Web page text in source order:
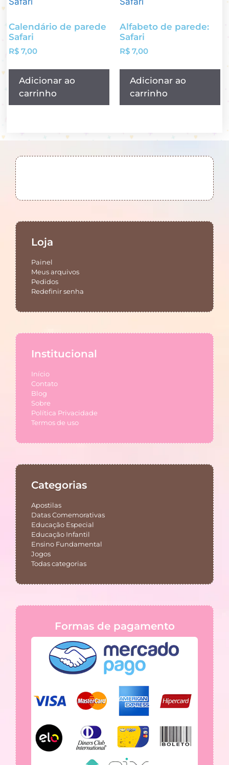
Calendário de parede
Safari
R$ 7,00
Adicionar ao
carrinho
Alfabeto de parede:
Safari
R$ 7,00
Adicionar ao
carrinho
Loja
Painel
Meus arquivos
Pedidos
Redefinir senha
Institucional
Início
Contato
Blog
Sobre
Política Privacidade
Termos de uso
Categorias
Apostilas
Datas Comemorativas
Educação Especial
Educação Infantil
Ensino Fundamental
Jogos
Todas categorias
Formas de pagamento